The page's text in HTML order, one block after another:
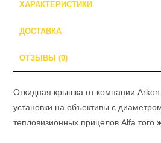
ХАРАКТЕРИСТИКИ
ДОСТАВКА
ОТЗЫВЫ (0)
Откидная крышка от компании
установки на объективы с
тепловизионных прицелов Alfa того